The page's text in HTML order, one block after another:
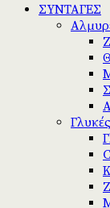
ΣΥΝΤΑΓΕΣ